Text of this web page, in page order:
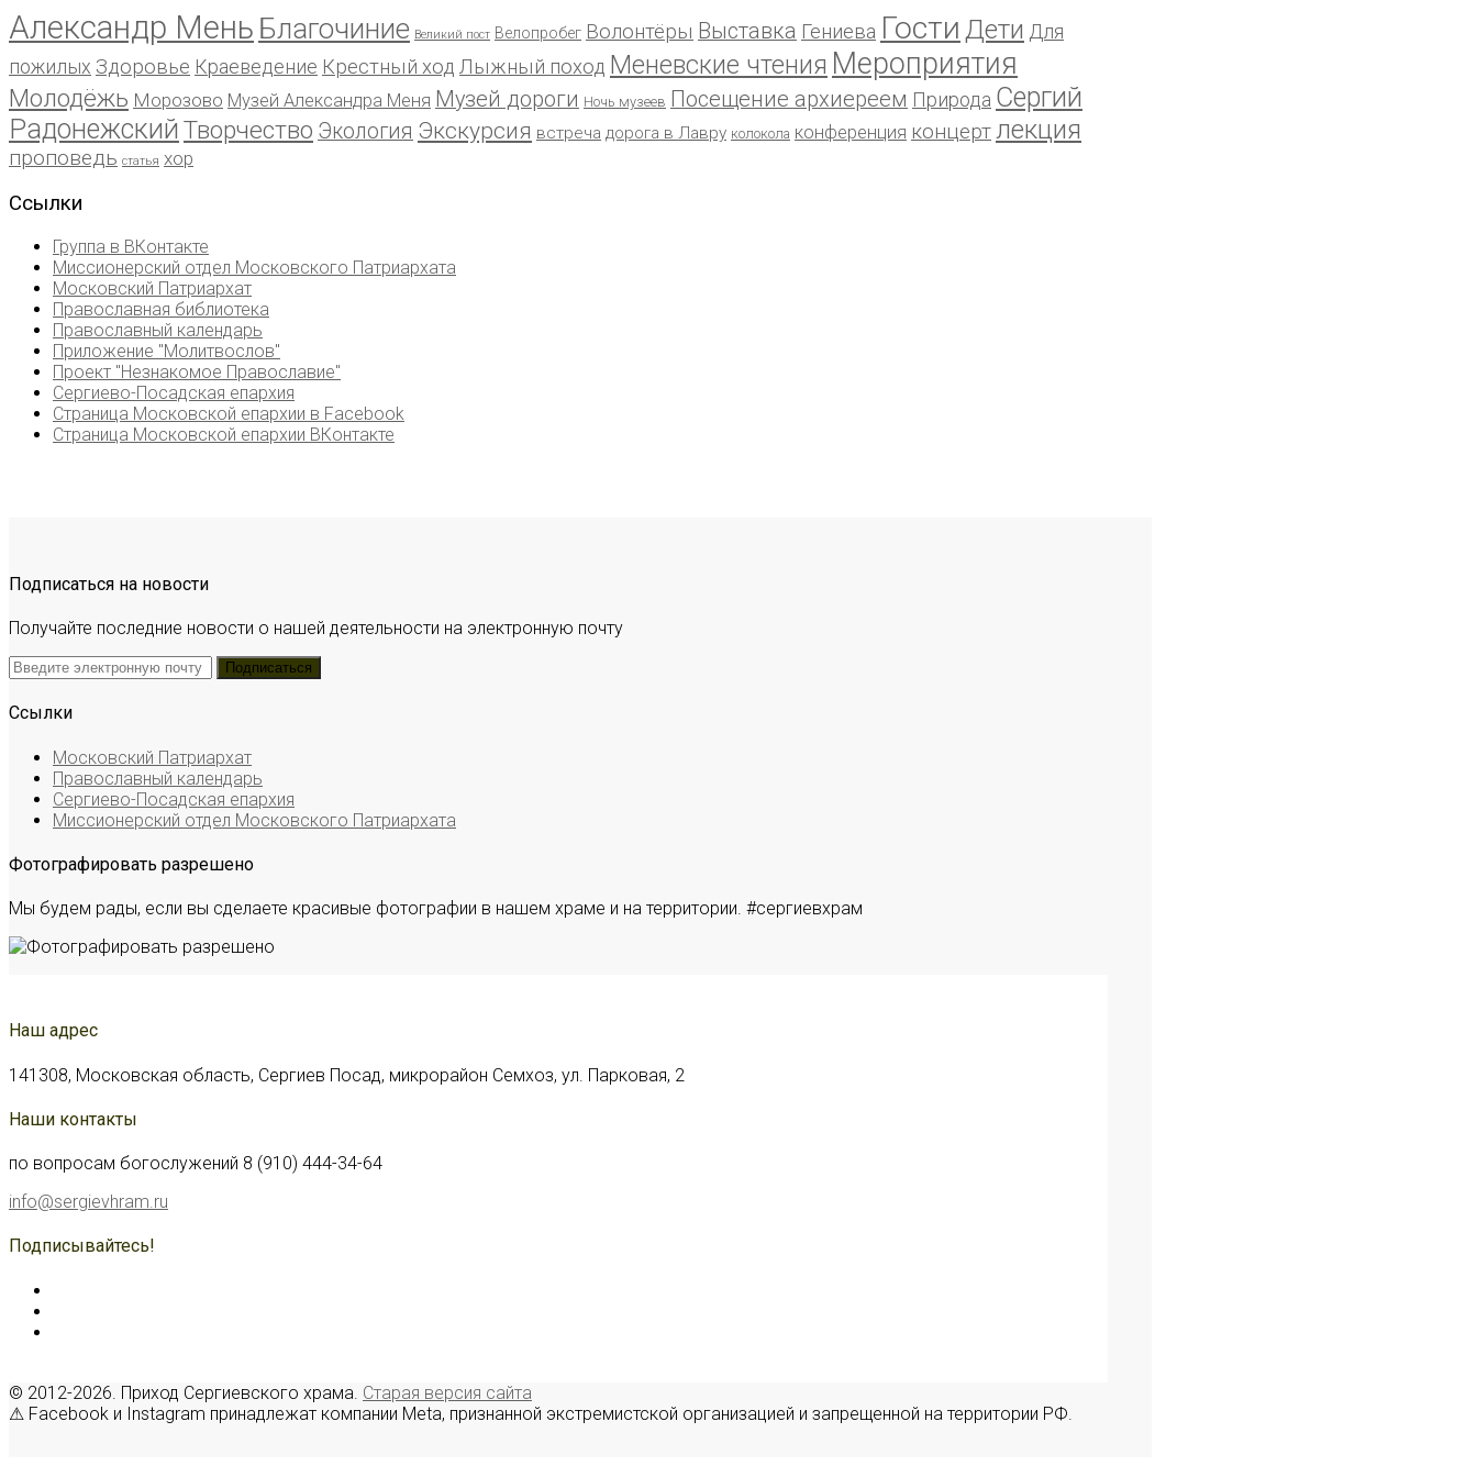
Александр Мень Благочиние Великий пост Велопробег Волонтёры Выставка Гениева Гости Дети Для
пожилых Здоровье Краеведение Крестный ход Лыжный поход Меневские чтения Мероприятия
Молодёжь Морозово Музей Александра Меня Музей дороги Ночь музеев Посещение архиереем Природа Сергий
Радонежский Творчество Экология Экскурсия встреча дорога в Лавру колокола конференция концертлекция
проповедь статья хор
Ссылки
Группа в ВКонтакте
Миссионерский отдел Московского Патриархата
Московский Патриархат
Православная библиотека
Православный календарь
Приложение "Молитвослов"
Проект "Незнакомое Православие"
Сергиево-Посадская епархия
Страница Московской епархии в Facebook
Страница Московской епархии ВКонтакте
Подписаться на новости
Получайте последние новости о нашей деятельности на электронную почту
Ссылки
Московский Патриархат
Православный календарь
Сергиево-Посадская епархия
Миссионерский отдел Московского Патриархата
Фотографировать разрешено
Мы будем рады, если вы сделаете красивые фотографии в нашем храме и на территории. #сергиевхрам
Наш адрес
141308, Московская область, Сергиев Посад, микрорайон Семхоз, ул. Парковая, 2
Наши контакты
по вопросам богослужений 8 (910) 444-34-64
info@sergievhram.ru
Подписывайтесь!
© 2012-2026. Приход Сергиевского храма. Старая версия сайта
⚠ Facebook и Instagram принадлежат компании Meta, признанной экстремистской организацией и запрещенной на территории РФ.